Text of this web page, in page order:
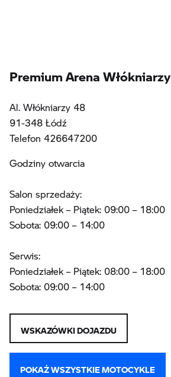
Premium Arena Włókniarzy
Al. Włókniarzy 48
91-348 Łódź
Telefon 426647200
Godziny otwarcia
Salon sprzedaży:
Poniedziałek – Piątek: 09:00 – 18:00
Sobota: 09:00 – 14:00
Serwis:
Poniedziałek – Piątek: 08:00 – 18:00
Sobota: 09:00 – 14:00
WSKAZÓWKI DOJAZDU
POKAŻ WSZYSTKIE MOTOCYKLE